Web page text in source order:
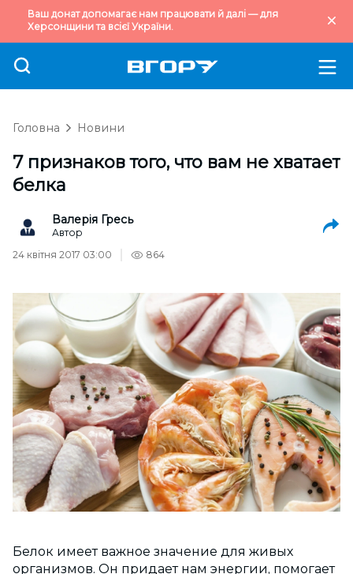
Ваш донат допомагає нам працювати й далі — для
Херсонщини та всієї України.
Головна Новини
7 признаков того, что вам не хватает
белка
Валерія Гресь
Автор
24 квітня 2017 03:00
864
Белок имеет важное значение для живых
организмов. Он придает нам энергии, помогает